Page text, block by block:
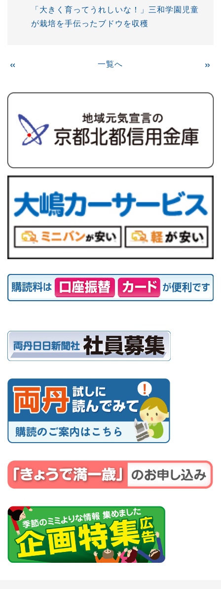
「大きく育ってうれしいな！」三和学園児童
が栽培を手伝ったブドウを収穫
« 一覧へ